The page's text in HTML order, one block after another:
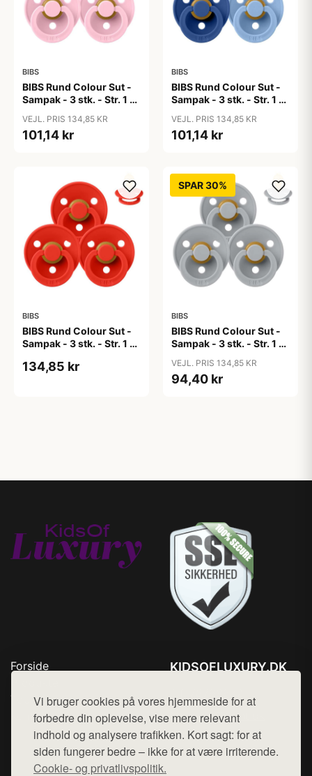
Vi bruger cookies på vores hjemmeside for at
forbedre din oplevelse, vise mere relevant
indhold og analysere trafikken. Kort sagt: for at
siden fungerer bedre – ikke for at være irriterende.
Cookie- og privatlivspolitik.
BIBS
BIBS Rund Colour Sut -
Sampak - 3 stk. - Str. 1 -
VEJL. PRIS 134,85 KR
101,14 kr
BIBS
BIBS Rund Colour Sut -
Sampak - 3 stk. - Str. 1 -
VEJL. PRIS 134,85 KR
101,14 kr
BIBS
BIBS Rund Colour Sut -
Sampak - 3 stk. - Str. 1 -
134,85 kr
SPAR 30%
BIBS
BIBS Rund Colour Sut -
Sampak - 3 stk. - Str. 1 -
VEJL. PRIS 134,85 KR
94,40 kr
Forside
Top Rabatter
Kontakt
KIDSOFLUXURY.DK
Mail: hej@want.dk
Cookie- og privatlivspolitik